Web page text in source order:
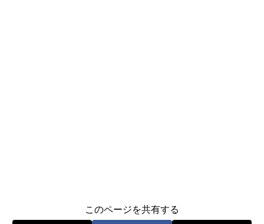
このページを共有する